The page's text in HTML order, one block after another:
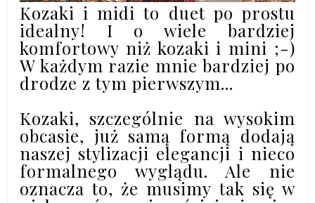
Kozaki i midi to duet po prostu
idealny! I o wiele bardziej
komfortowy niż kozaki i mini ;-)
W każdym razie mnie bardziej po
drodze z tym pierwszym...
Kozaki, szczególnie na wysokim
obcasie, już samą formą dodają
naszej stylizacji elegancji i nieco
formalnego wyglądu. Ale nie
oznacza to, że musimy tak się w